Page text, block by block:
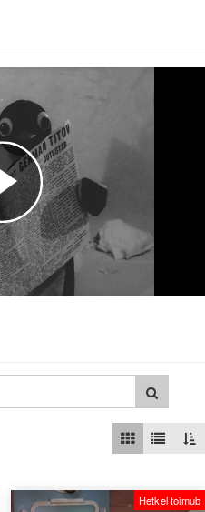
Esita
video
Hetkel toimub